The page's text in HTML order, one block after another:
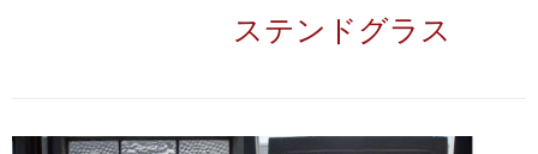
ステンドグラス